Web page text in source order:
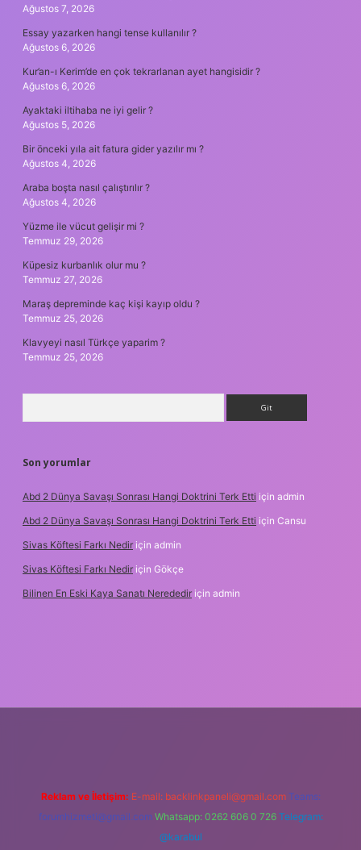
Ağustos 7, 2026
Essay yazarken hangi tense kullanılır ?
Ağustos 6, 2026
Kur’an-ı Kerim’de en çok tekrarlanan ayet hangisidir ?
Ağustos 6, 2026
Ayaktaki iltihaba ne iyi gelir ?
Ağustos 5, 2026
Bir önceki yıla ait fatura gider yazılır mı ?
Ağustos 4, 2026
Araba boşta nasıl çalıştırılır ?
Ağustos 4, 2026
Yüzme ile vücut gelişir mi ?
Temmuz 29, 2026
Küpesiz kurbanlık olur mu ?
Temmuz 27, 2026
Maraş depreminde kaç kişi kayıp oldu ?
Temmuz 25, 2026
Klavyeyi nasıl Türkçe yaparim ?
Temmuz 25, 2026
Son yorumlar
Abd 2 Dünya Savaşı Sonrası Hangi Doktrini Terk Etti için admin
Abd 2 Dünya Savaşı Sonrası Hangi Doktrini Terk Etti için Cansu
Sivas Köftesi Farkı Nedir için admin
Sivas Köftesi Farkı Nedir için Gökçe
Bilinen En Eski Kaya Sanatı Nerededir için admin
Reklam ve İletişim: E-mail: backlinkpaneli@gmail.com Teams:
forumhizmeti@gmail.com Whatsapp: 0262 606 0 726 Telegram:
@karabul